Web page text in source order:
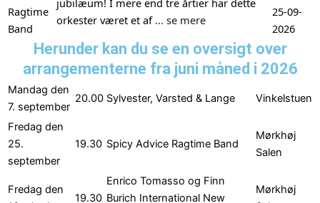
Ragtime
Band
orkester været et af ... se mere
25-09-
2026
Herunder kan du se en oversigt over
arrangementerne fra juni måned i 2026
Mandag den
7. september
20.00 Sylvester, Varsted & Lange Vinkelstuen
Fredag den
25.
september
19.30 Spicy Advice Ragtime Band
Mørkhøj
Salen
Fredag den
19.30
Enrico Tomasso og Finn
Burich International New
Mørkhøj